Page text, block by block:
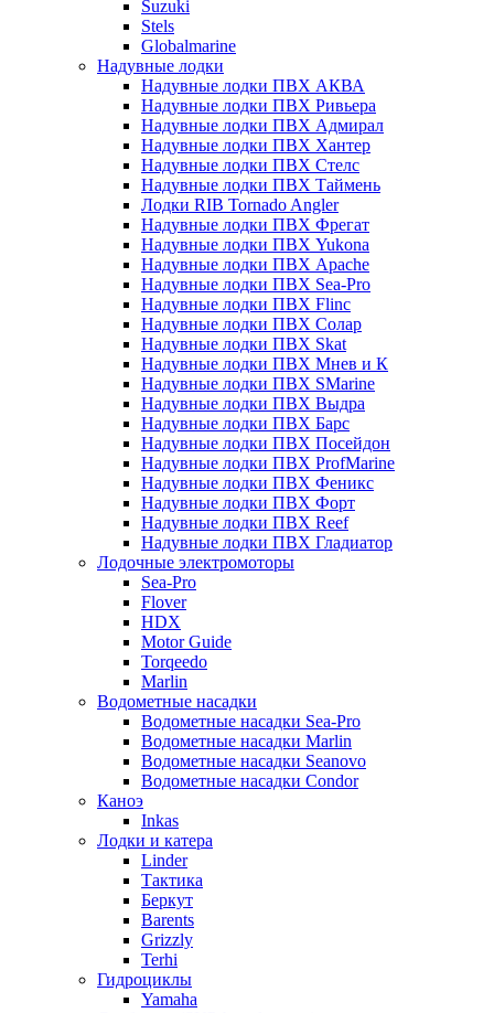
Suzuki
Stels
Globalmarine
Надувные лодки
Надувные лодки ПВХ АКВА
Надувные лодки ПВХ Ривьера
Надувные лодки ПВХ Адмирал
Надувные лодки ПВХ Хантер
Надувные лодки ПВХ Стелс
Надувные лодки ПВХ Таймень
Лодки RIB Tornado Angler
Надувные лодки ПВХ Фрегат
Надувные лодки ПВХ Yukona
Надувные лодки ПВХ Apache
Надувные лодки ПВХ Sea-Pro
Надувные лодки ПВХ Flinc
Надувные лодки ПВХ Солар
Надувные лодки ПВХ Skat
Надувные лодки ПВХ Мнев и К
Надувные лодки ПВХ SMarine
Надувные лодки ПВХ Выдра
Надувные лодки ПВХ Барс
Надувные лодки ПВХ Посейдон
Надувные лодки ПВХ ProfMarine
Надувные лодки ПВХ Феникс
Надувные лодки ПВХ Форт
Надувные лодки ПВХ Reef
Надувные лодки ПВХ Гладиатор
Лодочные электромоторы
Sea-Pro
Flover
HDX
Motor Guide
Torqeedo
Marlin
Водометные насадки
Водометные насадки Sea-Pro
Водометные насадки Marlin
Водометные насадки Seanovo
Водометные насадки Condor
Каноэ
Inkas
Лодки и катера
Linder
Тактика
Беркут
Barents
Grizzly
Terhi
Гидроциклы
Yamaha